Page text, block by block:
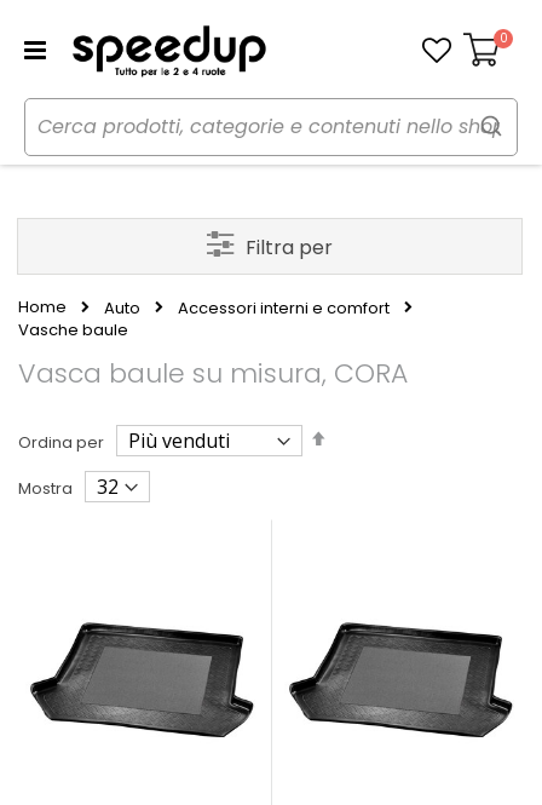
Carrello
0
Home Auto
Accessori interni e comfort
Vasche baule
Vasca baule su misura, CORA
Ordina per
Imposta
Mostra
Filtra per